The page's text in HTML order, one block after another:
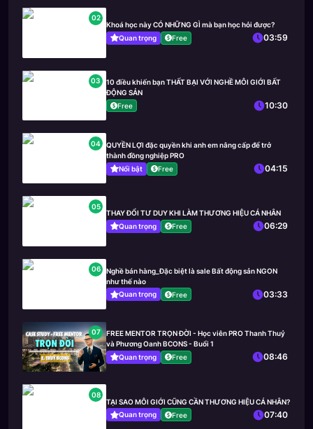
02
Khoá học này CÓ NHỮNG GÌ mà bạn học hỏi được?
Quan trọng
Free 03:59
03
10 điều khiến bạn THẤT BẠI VỚI NGHỀ MÔI GIỚI BẤT
ĐỘNG SẢN
Free
10:30
04
QUYỀN LỢI đặc quyền khi anh em nâng cấp để trở
thành đồng nghiệp PRO
Nổi bật
Free 04:15
05
THAY ĐỔI TƯ DUY KHI LÀM THƯƠNG HIỆU CÁ NHÂN
Quan trọng
Free 06:29
06
Nghề bán hàng_Đặc biệt là sale Bất động sản NGON
như thế nào
Quan trọng
Free 03:33
07
FREE MENTOR TRỌN ĐỜI - Học viên PRO Thanh Thuỷ
và Phương Oanh BCONS - Buổi 1
Quan trọng
Free 08:46
08
TẠI SAO MÔI GIỚI CŨNG CẦN THƯƠNG HIỆU CÁ NHÂN?
Quan trọng
Free 07:40